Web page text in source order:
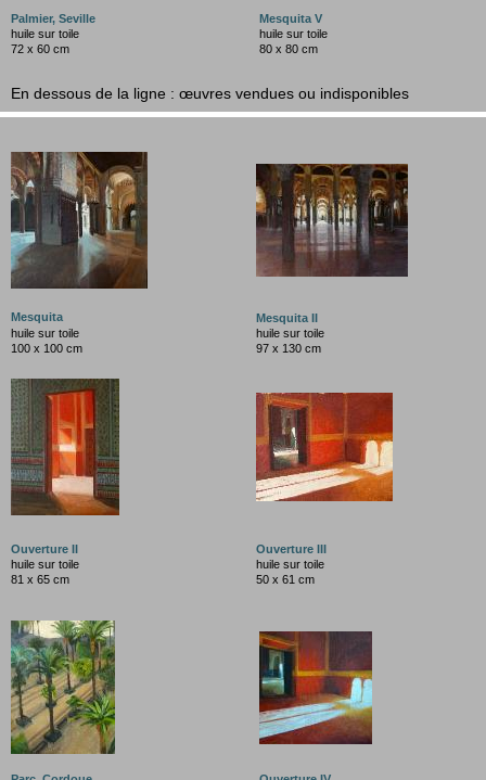
Palmier, Seville
Mesquita V
huile sur toile
72 x 60 cm
huile sur toile
80 x 80 cm
Mesquita
Mesquita II
huile sur toile
100 x 100 cm
huile sur toile
97 x 130 cm
Ouverture II
Ouverture III
huile sur toile
81 x 65 cm
huile sur toile
50 x 61 cm
En dessous de la ligne : œuvres vendues ou indisponibles